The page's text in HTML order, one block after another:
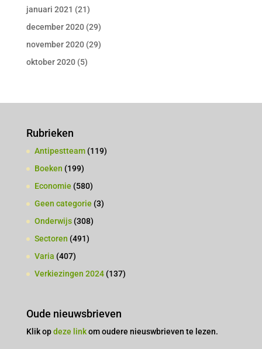
januari 2021 (21)
december 2020(29)
november 2020(29)
oktober 2020(5)
Rubrieken
Antipestteam(119)
Boeken (199)
Economie (580)
Geen categorie (3)
Onderwijs(308)
Sectoren (491)
Varia (407)
Verkiezingen 2024(137)
Oude nieuwsbrieven
Klik opdeze linkom oudere nieuswbrieven te lezen.